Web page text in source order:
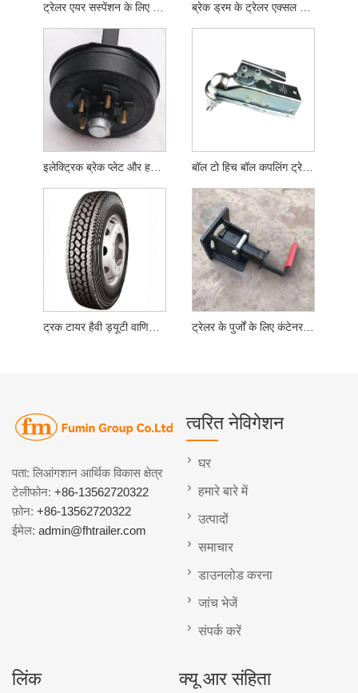
ट्रेलर एयर सस्पेंशन के लिए ट्रेलर पार्ट्स टाइप लीफ स्प्रिंग ब्रेक ड्रम के ट्रेलर एक्सल स्पेयर पार्ट्स
इलेक्ट्रिक ब्रेक प्लेट और हब ड्रम एटीवी ट्रेलर पार्ट्स बॉल टो हिच बॉल कपलिंग ट्रेलर कपलर
ट्रक टायर हैवी ड्यूटी वाणिज्यिक ट्रक और ट्रेलर टायर ट्रेलर के पुर्जों के लिए कंटेनर लॉक
पता: लिआंगशान आर्थिक विकास क्षेत्र
टेलीफोन: +86-13562720322
फ़ोन: +86-13562720322
ईमेल: admin@fhtrailer.com
त्वरित नेविगेशन
घर
हमारे बारे में
उत्पादों
समाचार
डाउनलोड करना
जांच भेजें
संपर्क करें
लिंक क्यू आर संहिता